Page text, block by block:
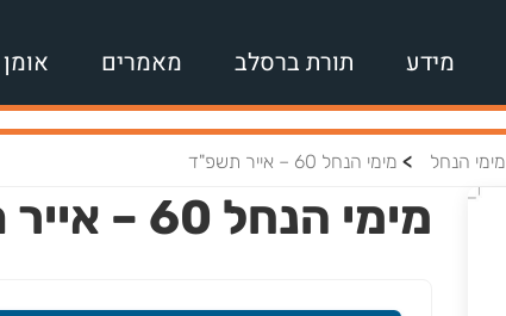
מידע תורת ברסלב מאמרים אומן
מימי הנחל > מימי הנחל 60 – אייר תשפ"ד
מימי הנחל 60 – אייר תשפ"ד